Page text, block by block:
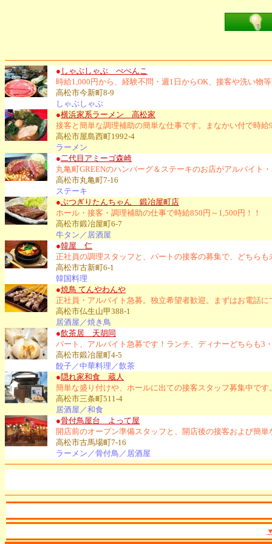
● しゃぶしゃぶ べべんこ
時給1,000円から、経験不問・週1日からOK、接客や洗い物
高松市今新町8-9
しゃぶしゃぶ
●横浜家系ラーメン 高松家
接客と簡単な調理補助の簡単な仕事です。まなかい付で時給
高松市屋島西町1992-4
ラーメン
● 二代目アミーゴ森崎
丸亀町GREENのハンバーグ＆ステーキのお店がアルバイト
高松市丸亀町7-16
ステーキ
●ぶつぎりたんちゃん 鍛冶屋町店
ホール・接客・調理補助の仕事で時給850円～1,500円！！
高松市鍛冶屋町6-7
牛タン／居酒屋
●韓屋 仁
正社員の調理スタッフと、パートの接客の募集で、どちら
高松市古新町6-1
韓国料理
●焼鳥 てんやわんや
正社員・アルバイト急募。独立希望者歓迎。まずはお電話
高松市仏生山甲388-1
居酒屋／焼き鳥
●飲茶居 天胡同
パート、アルバイト急募です！ランチ、ディナーどちらも3
高松市鍛冶屋町4-5
餃子／中華料理／飲茶
●隠れ家和食 蔵人
簡単な盛り付けや、ホールに出ての接客スタッフ募集中で
高松市三条町511-4
居酒屋／和食
●骨付鳥屋台 よって屋
開店前のオープン準備スタッフと、開店後の接客および簡
高松市古馬場町7-16
ラーメン／骨付鳥／居酒屋